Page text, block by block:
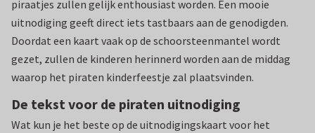
piraatjes zullen gelijk enthousiast worden. Een mooie
uitnodiging geeft direct iets tastbaars aan de genodigden.
Doordat een kaart vaak op de schoorsteenmantel wordt
gezet, zullen de kinderen herinnerd worden aan de middag
waarop het piraten kinderfeestje zal plaatsvinden.
De tekst voor de piraten uitnodiging
Wat kun je het beste op de uitnodigingskaart voor het